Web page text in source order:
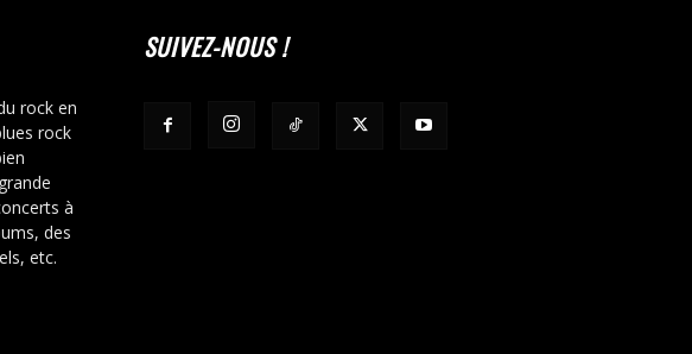
rock en
rock
à
des
etc.
SUIVEZ-NOUS !